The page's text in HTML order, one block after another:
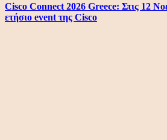
Cisco Connect 2026 Greece: Στις 12
ετήσιο event της Cisco